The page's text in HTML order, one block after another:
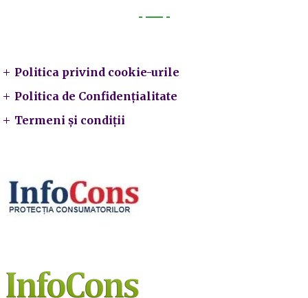
Politica privind cookie-urile
Politica de Confidențialitate
Termeni și condiții